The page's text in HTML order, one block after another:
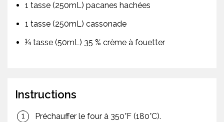
1 tasse (250mL) pacanes hachées
1 tasse (250mL) cassonade
¼ tasse (50mL) 35 % crème à fouetter
Instructions
Préchauffer le four à 350°F (180°C).